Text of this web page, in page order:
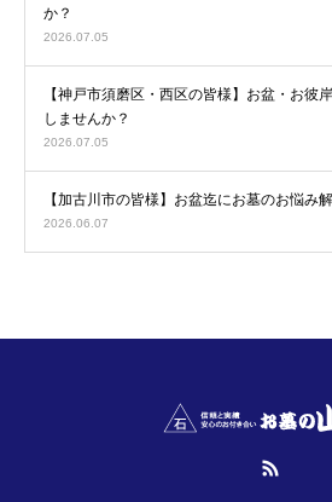
か？
2026.07.05
【神戸市須磨区・西区の皆様】お盆・お彼
しませんか？
2026.07.05
【加古川市の皆様】お盆迄にお墓のお悩み
2026.06.07